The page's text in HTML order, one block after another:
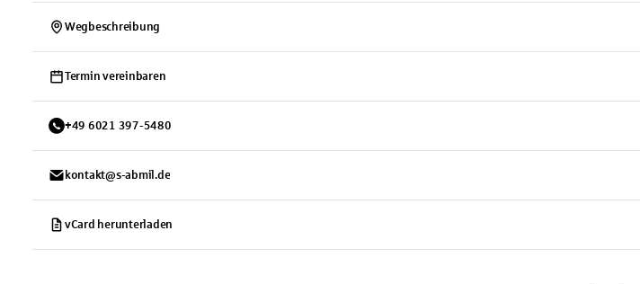
Wegbeschreibung
Termin vereinbaren
+49 6021 397-5480
kontakt@s-abmil.de
vCard herunterladen